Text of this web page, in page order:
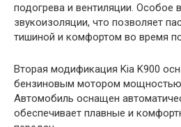
подогрева и вентиляции. Особое
звукоизоляции, что позволяет
тишиной и комфортом во время
Вторая модификация Kia K900
бензиновым мотором мощностью
Автомобиль оснащен
обеспечивает плавные и